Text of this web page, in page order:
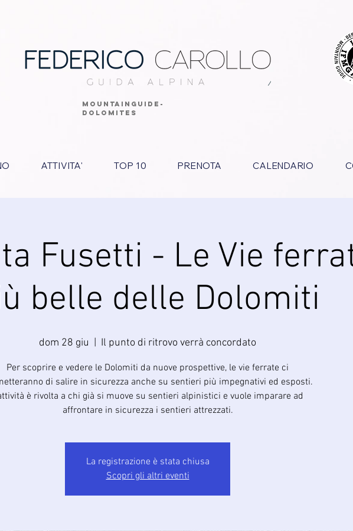
MOUNTAINGUIDE-
DOLOMITES
ATTIVITA' TOP 10 PRENOTA CALENDARIO
Fusetti - Le Vie
belle delle Dolomiti
dom 28 giu Il punto di ritrovo verrà concordato
Per scoprire e vedere le Dolomiti da nuove prospettive, le vie ferrate ci
di salire in sicurezza anche su sentieri più impegnativi ed esposti.
è rivolta a chi già si muove su sentieri alpinistici e vuole imparare ad
affrontare in sicurezza i sentieri attrezzati.
La registrazione è stata chiusa
Scopri gli altri eventi